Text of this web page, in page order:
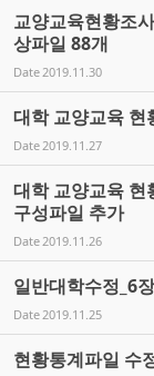
교양교육현황조
상파일 88개
Date2019.11.30
대학 교양교육 현
Date2019.11.27
대학 교양교육 현
구성파일 추가
Date2019.11.26
일반대학수정_6
Date2019.11.25
현황통계파일 수